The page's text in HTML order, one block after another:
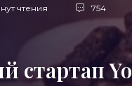
чтения 754
стартап